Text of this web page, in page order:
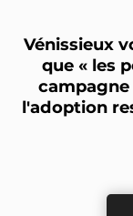
Vénissieux
que « les
l'adoption